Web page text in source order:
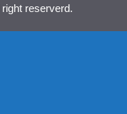
reserverd.